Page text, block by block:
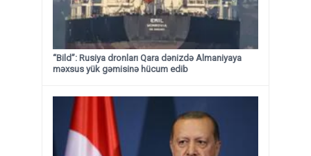
“Bild”: Rusiya dronları Qara dənizdə Almaniyaya
məxsus yük gəmisinə hücum edib